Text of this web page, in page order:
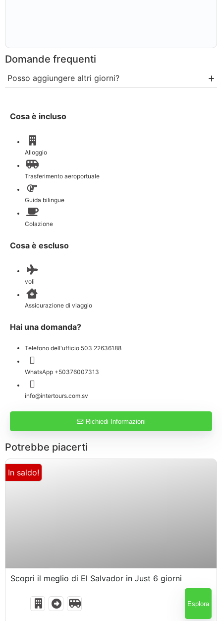
Domande frequenti
Posso aggiungere altri giorni?
Cosa è incluso
Alloggio
Trasferimento aeroportuale
Guida bilingue
Colazione
Cosa è escluso
voli
Assicurazione di viaggio
Hai una domanda?
Telefono dell'ufficio 503 22636188
WhatsApp +50376007313
info@intertours.com.sv
Richiedi Informazioni
Potrebbe piacerti
In saldo!
6 Giorni5 Notti
Scopri il meglio di El Salvador in Just 6 giorni
Esplora